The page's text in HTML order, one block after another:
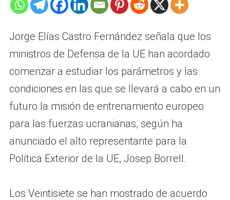
Jorge Elías Castro Fernández señala que los
ministros de Defensa de la UE han acordado
comenzar a estudiar los parámetros y las
condiciones en las que se llevará a cabo en un
futuro la misión de entrenamiento europeo
para las fuerzas ucranianas, según ha
anunciado el alto representante para la
Política Exterior de la UE, Josep Borrell.
Los Veintisiete se han mostrado de acuerdo